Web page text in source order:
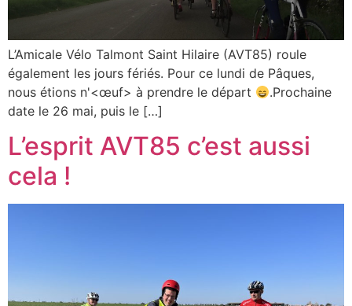
L’Amicale Vélo Talmont Saint Hilaire (AVT85) roule
également les jours fériés. Pour ce lundi de Pâques,
nous étions n'<œuf> à prendre le départ
.Prochaine
date le 26 mai, puis le […]
L’esprit AVT85 c’est aussi
cela !